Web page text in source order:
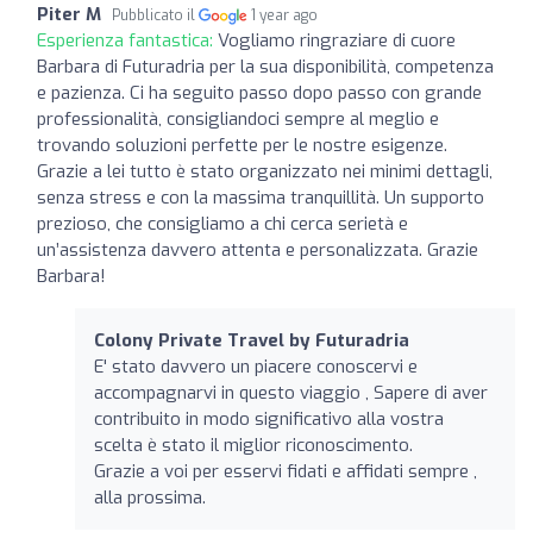
Piter M Pubblicato il 1 year ago
Esperienza fantastica: Vogliamo ringraziare di cuore
Barbara di Futuradria per la sua disponibilità, competenza
e pazienza. Ci ha seguito passo dopo passo con grande
professionalità, consigliandoci sempre al meglio e
trovando soluzioni perfette per le nostre esigenze.
Grazie a lei tutto è stato organizzato nei minimi dettagli,
senza stress e con la massima tranquillità. Un supporto
prezioso, che consigliamo a chi cerca serietà e
un’assistenza davvero attenta e personalizzata. Grazie
Barbara!
Colony Private Travel by Futuradria
E' stato davvero un piacere conoscervi e
accompagnarvi in questo viaggio , Sapere di aver
contribuito in modo significativo alla vostra
scelta è stato il miglior riconoscimento.
Grazie a voi per esservi fidati e affidati sempre ,
alla prossima.